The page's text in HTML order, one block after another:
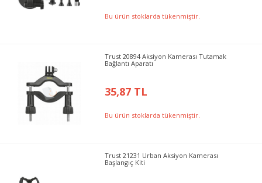
Bu ürün stoklarda tükenmiştir.
Trust 20894 Aksiyon Kamerası Tutamak
Bağlantı Aparatı
35,87 TL
Bu ürün stoklarda tükenmiştir.
Trust 21231 Urban Aksiyon Kamerası
Başlangıç Kiti